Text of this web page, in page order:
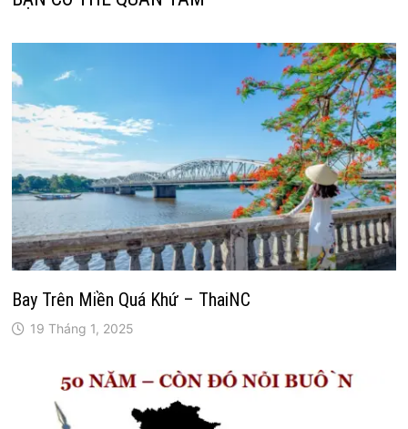
Bay Trên Miền Quá Khứ – ThaiNC
19 Tháng 1, 2025